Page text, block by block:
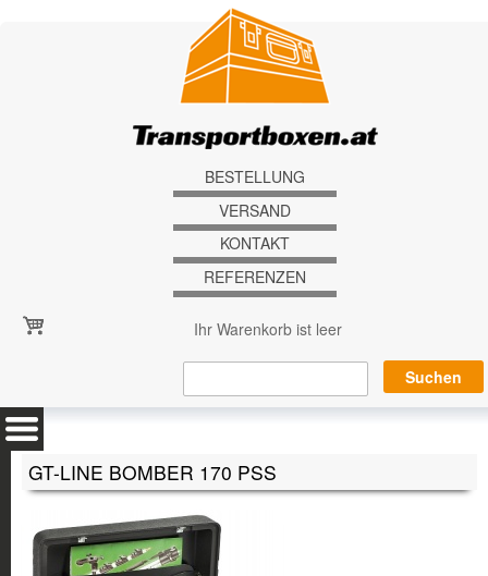
BESTELLUNG
VERSAND
KONTAKT
REFERENZEN
Ihr Warenkorb ist leer
GT-LINE BOMBER 170 PSS